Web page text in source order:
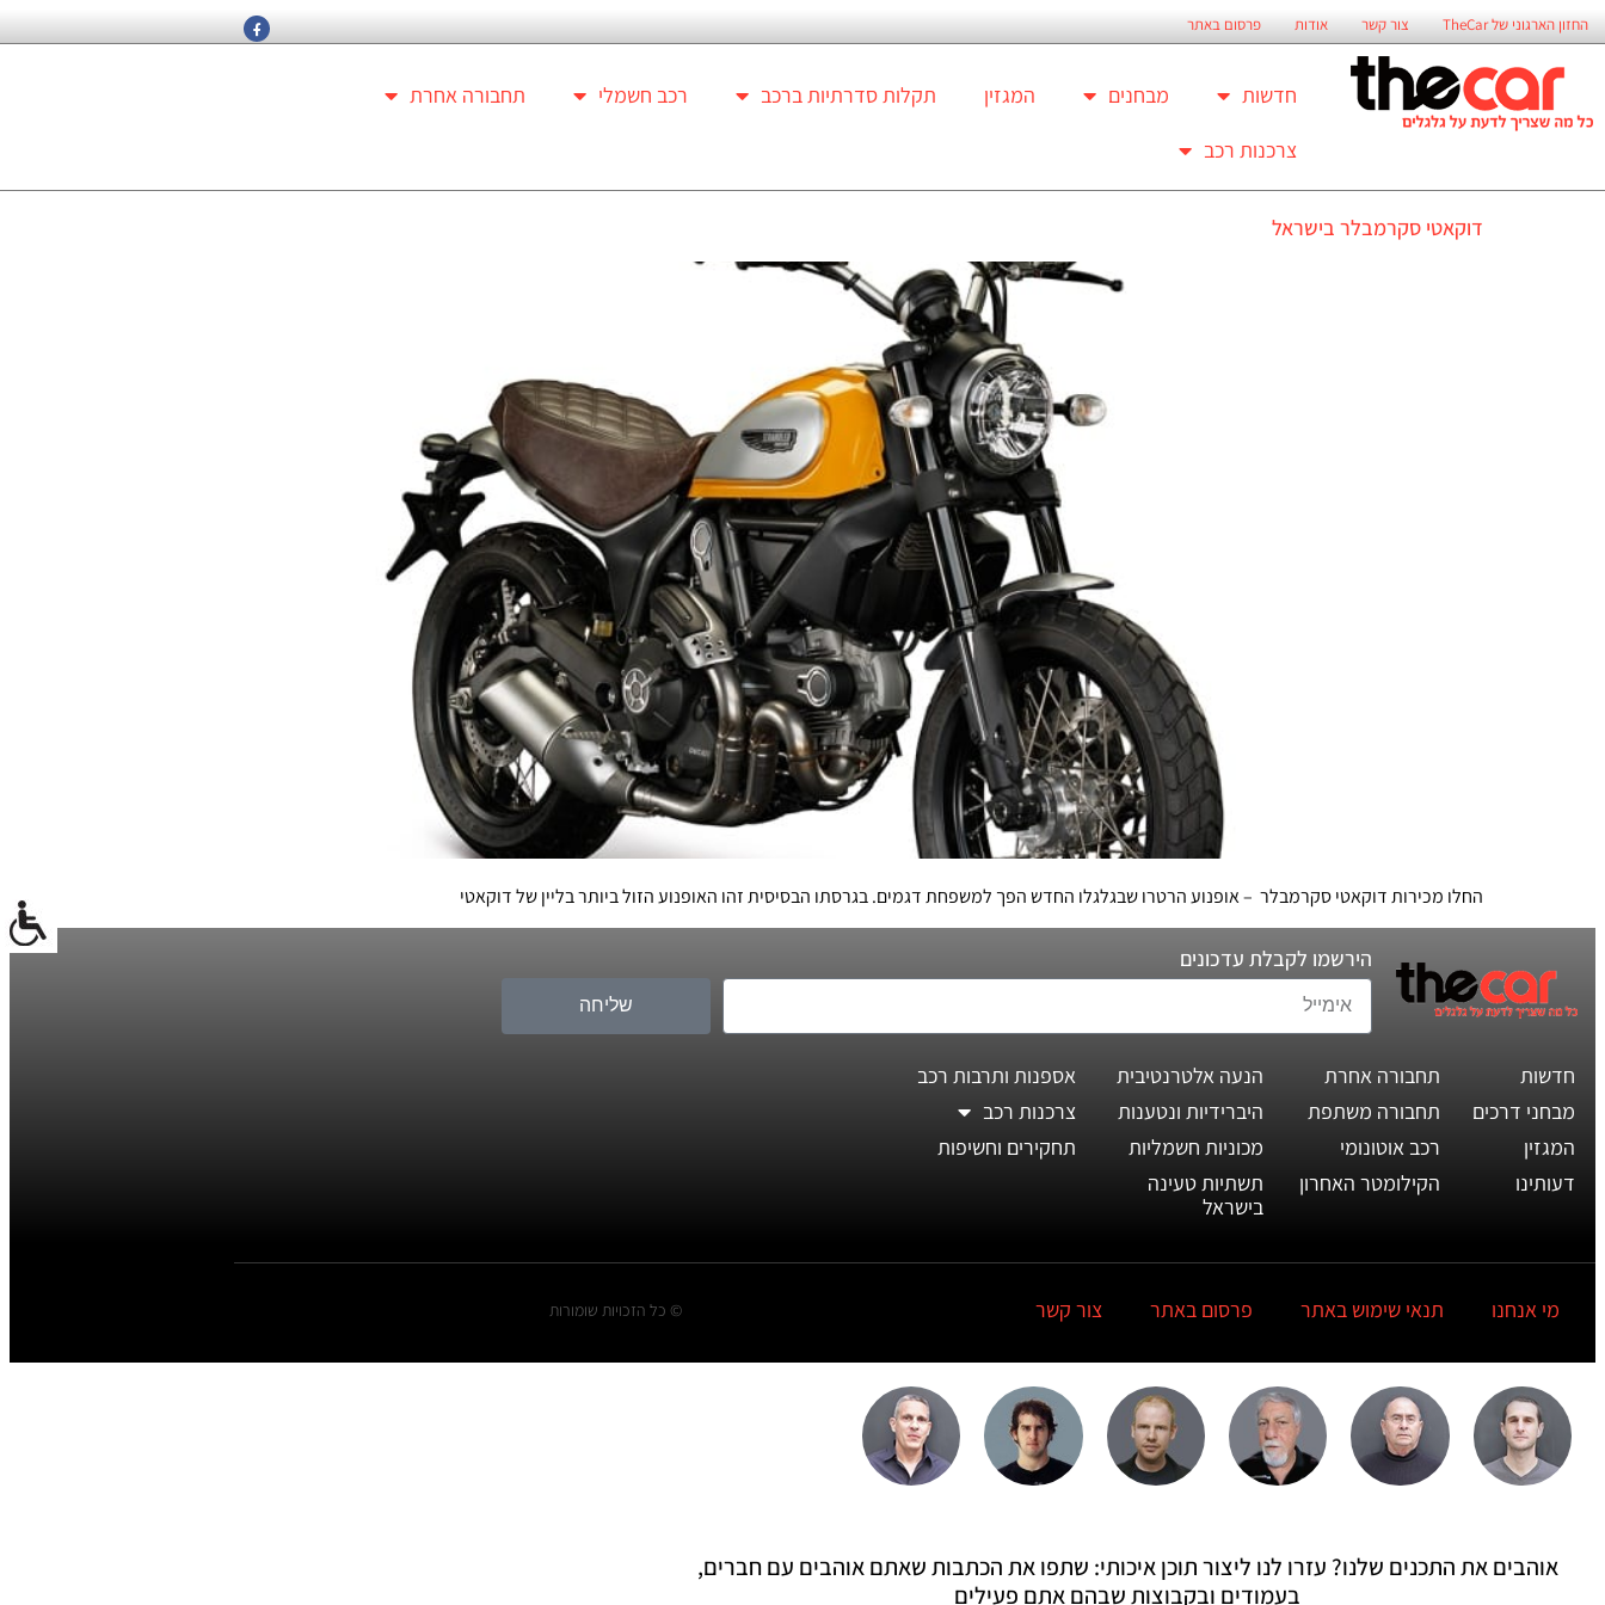
החזון הארגוני של TheCar צור קשר אודות פרסום באתר
חדשות מבחנים המגזין תקלות סדרתיות ברכב רכב חשמלי
תחבורה אחרת
צרכנות רכב
דוקאטי סקרמבלר בישראל
החלו מכירות דוקאטי סקרמבלר – אופנוע הרטרו שבגלגלו החדש הפך למשפחת דגמים. בגרסתו הבסיסית זהו האופנוע הזול ביותר בליין של דוקאטי
הירשמו לקבלת עדכונים
שליחה
חדשות
מבחני דרכים
המגזין
דעותינו
תחבורה אחרת
תחבורה משתפת
רכב אוטונומי
הקילומטר האחרון
הנעה אלטרנטיבית
היברידיות ונטענות
מכוניות חשמליות
תשתיות טעינה
בישראל
אספנות ותרבות רכב
צרכנות רכב
תחקירים וחשיפות
מי אנחנו תנאי שימוש באתר פרסום באתר צור קשר © כל הזכויות שומורות
אוהבים את התכנים שלנו? עזרו לנו ליצור תוכן איכותי: שתפו את הכתבות שאתם אוהבים עם חברים,
בעמודים ובקבוצות שבהם אתם פעילים